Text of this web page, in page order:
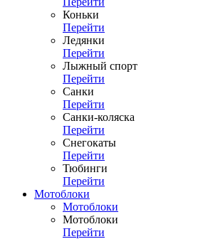
Коньки
Перейти
Ледянки
Перейти
Лыжный спорт
Перейти
Санки
Перейти
Санки-коляска
Перейти
Снегокаты
Перейти
Тюбинги
Перейти
Мотоблоки
Мотоблоки
Мотоблоки
Перейти